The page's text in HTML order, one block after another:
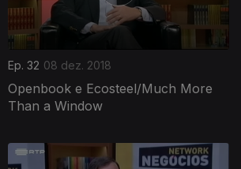
Ep. 32 08 dez. 2018
Openbook e Ecosteel/Much More
Than a Window